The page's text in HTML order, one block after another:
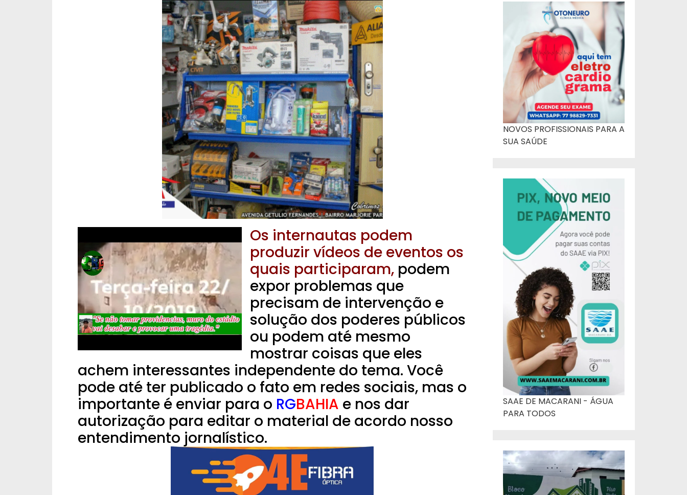
Os internautas podem
produzir vídeos de eventos os
quais participaram, podem
expor problemas que
precisam de intervenção e
solução dos poderes públicos
ou podem até mesmo
mostrar coisas que eles
achem interessantes independente do tema. Você
pode até ter publicado o fato em redes sociais, mas o
importante é enviar para o RGBAHIA e nos dar
autorização para editar o material de acordo nosso
entendimento jornalístico.
NOVOS PROFISSIONAIS PARA A
SUA SAÚDE
SAAE DE MACARANI - ÁGUA
PARA TODOS